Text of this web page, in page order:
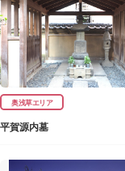
奥浅草エリア
平賀源内墓